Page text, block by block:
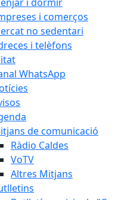
i comerços
no sedentari
i telèfons
WhatsApp
de comunicació
Ràdio Caldes
VoTV
Altres Mitjans